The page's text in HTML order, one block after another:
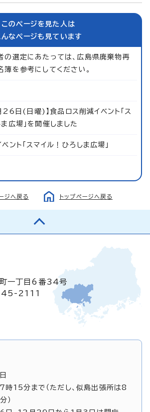
このページを見た人は
んなページも見ています
の選定にあたっては、広島県廃棄物再
簿を参考にしてください。
日(日曜)】食品ロス削減イベント「ス
広場」を開催しました
ント「スマイル！ひろしま広場」
ジへ戻る トップページへ戻る
一丁目6番34号
2111
15分まで（ただし、似島出張所は8
）